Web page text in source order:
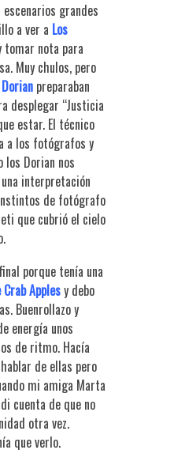
grandes
a ver a Los
tomar nota para
Muy chulos, pero
Dorian preparaban
desplegar “Justicia
estar. El técnico
a los fotógrafos y
Dorian nos
interpretación
de fotógrafo
que cubrió el cielo
porque tenía una
Crab Applesy debo
Buenrollazo y
energía unos
de ritmo. Hacía
de ellas pero
mi amiga Marta
cuenta de que no
otra vez.
que verlo.